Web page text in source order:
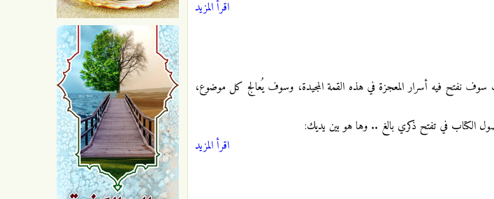
اقرأ المزيد
نفتح فيه أسرار المعجزة في هذه القمة المجيدة، وسوف يُعالج كل موضوع،
الكتاب في تفتح ذكري بالغ .. وها هو بين يديك:
اقرأ المزيد